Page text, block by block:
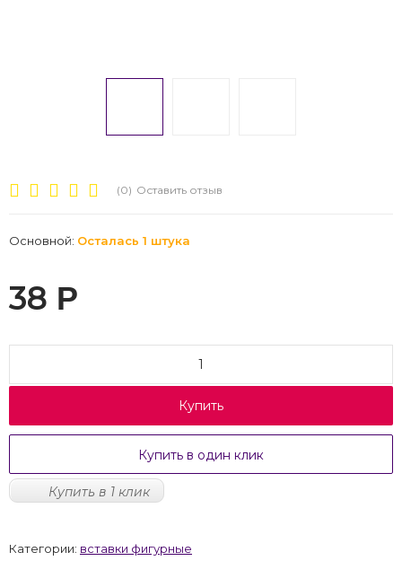
(0) Оставить отзыв
Основной: Осталась 1 штука
38 Р
Купить
Купить в один клик
Купить в 1 клик
Категории: вставки фигурные